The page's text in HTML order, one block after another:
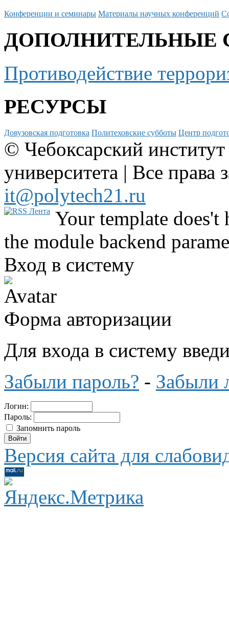
Конференции и семинары Материалы научных конференций
ДОПОЛНИТЕЛЬНЫЕ
Противодействие
РЕСУРСЫ
Довузовская подготовка Политеховские субботы Центр
© Чебоксарский
университета | Все
it@polytech21.ru
Your template
the module backend
Вход в систему
Форма авторизации
Для входа в систему
Забыли пароль? - Забыли
Логин:
Пароль:
Запомнить пароль
Версия сайта для